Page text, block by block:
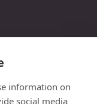
information on
social media